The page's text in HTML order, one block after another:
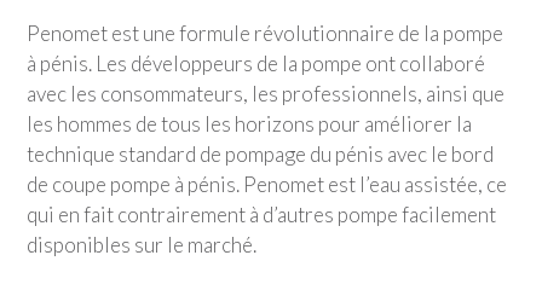
Penomet est une formule révolutionnaire de la pompe
à pénis. Les développeurs de la pompe ont collaboré
avec les consommateurs, les professionnels, ainsi que
les hommes de tous les horizons pour améliorer la
technique standard de pompage du pénis avec le bord
de coupe pompe à pénis. Penomet est l’eau assistée, ce
qui en fait contrairement à d’autres pompe facilement
disponibles sur le marché.